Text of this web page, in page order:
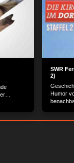
SWR
2)
Humor